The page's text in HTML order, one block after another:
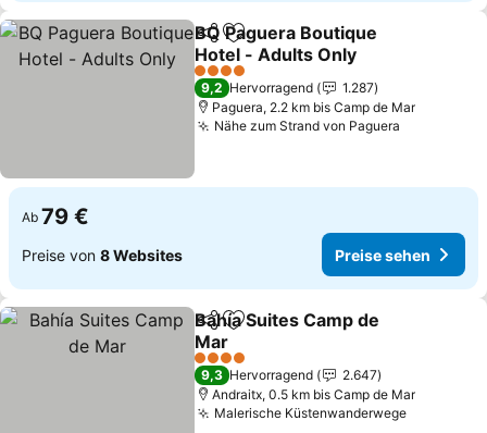
TeilenZu Favoriten hinzufügen
BQ Paguera Boutique
Hotel - Adults Only
4 Sterne
9,2 Hervorragend
1.287
Paguera, 2.2 km bis Camp de Mar
Nähe zum Strand von Paguera
Ab 79 €
Preise von 8 Websites Preise sehen
TeilenZu Favoriten hinzufügen
Bahía Suites Camp de
Mar
4 Sterne
9,3 Hervorragend
2.647
Andraitx, 0.5 km bis Camp de Mar
Malerische Küstenwanderwege